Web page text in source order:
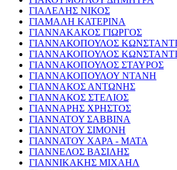
ΓΙΑΛΕΛΗΣ ΝΙΚΟΣ
ΓΙΑΜΑΛΗ ΚΑΤΕΡΙΝΑ
ΓΙΑΝΝΑΚΑΚΟΣ ΓΙΩΡΓΟΣ
ΓΙΑΝΝΑΚΟΠΟΥΛΟΣ
ΓΙΑΝΝΑΚΟΠΟΥΛΟΣ
ΓΙΑΝΝΑΚΟΠΟΥΛΟΣ ΣΤΑΥΡΟΣ
ΓΙΑΝΝΑΚΟΠΟΥΛΟΥ ΝΤΑΝΗ
ΓΙΑΝΝΑΚΟΣ ΑΝΤΩΝΗΣ
ΓΙΑΝΝΑΚΟΣ ΣΤΕΛΙΟΣ
ΓΙΑΝΝΑΡΗΣ ΧΡΗΣΤΟΣ
ΓΙΑΝΝΑΤΟΥ ΣΑΒΒΙΝΑ
ΓΙΑΝΝΑΤΟΥ ΣΙΜΟΝΗ
ΓΙΑΝΝΑΤΟΥ ΧΑΡΑ - ΜΑΤΑ
ΓΙΑΝΝΕΛΟΣ ΒΑΣΙΛΗΣ
ΓΙΑΝΝΙΚΑΚΗΣ ΜΙΧΑΗΛ